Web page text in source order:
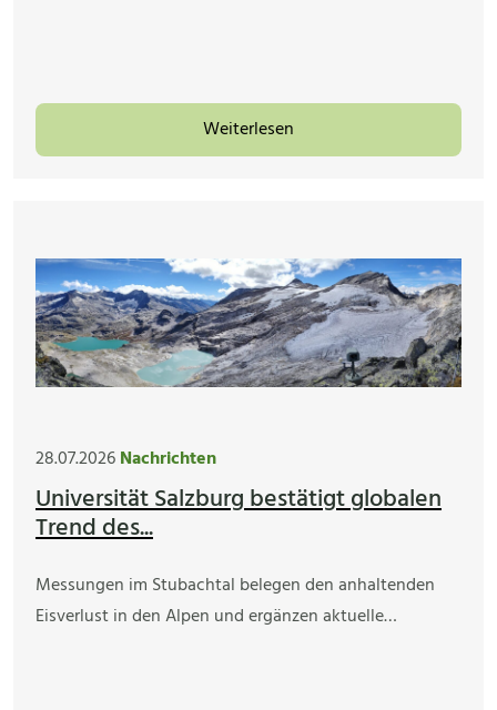
Weiterlesen
28.07.2026Nachrichten
Universität Salzburg bestätigt globalen
Trend des...
Messungen im Stubachtal belegen den anhaltenden
Eisverlust in den Alpen und ergänzen aktuelle…